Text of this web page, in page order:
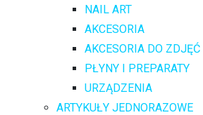
NAIL ART
AKCESORIA
AKCESORIA DO ZDJĘĆ
PŁYNY I PREPARATY
URZĄDZENIA
ARTYKUŁY JEDNORAZOWE